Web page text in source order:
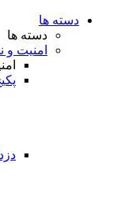
دسته ها
دسته ها
امنیت و